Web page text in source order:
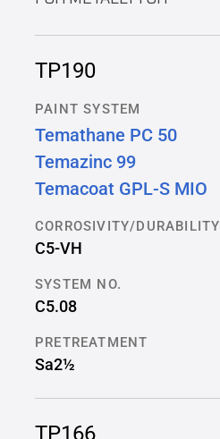
TP190
PAINT SYSTEM
Temathane PC 50
Temazinc 99
Temacoat GPL-S MIO
CORROSIVITY/DURABILITY
C5-VH
SYSTEM NO.
C5.08
PRETREATMENT
Sa2½
TP166